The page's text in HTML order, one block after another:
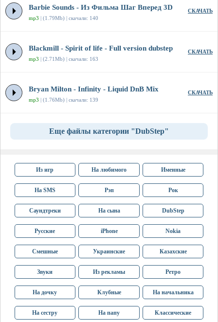
Barbie Sounds - Из Фильма Шаг Вперед 3D
mp3 | (1.79Mb) | скачали: 140
СКАЧАТЬ
Blackmill - Spirit of life - Full version dubstep
mp3 | (2.71Mb) | скачали: 163
СКАЧАТЬ
Bryan Milton - Infinity - Liquid DnB Mix
mp3 | (1.76Mb) | скачали: 139
СКАЧАТЬ
Еще файлы категории "DubStep"
Из игр На любимого Именные
На SMS Рэп Рок
Саундтреки На сына DubStep
Русские iPhone Nokia
Смешные Украинские Казахские
Звуки Из рекламы Ретро
На дочку Клубные На начальника
На сестру На папу Классические